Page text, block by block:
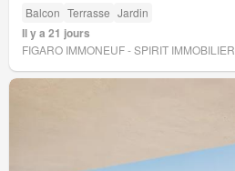
Balcon Terrasse Jardin
Il y a 21 jours
FIGARO IMMONEUF - SPIRIT IMMOBILIER